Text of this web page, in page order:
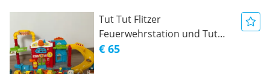
Tut Tut Flitzer
Feuerwehrstation und Tut
Tut Flitzer
€ 65